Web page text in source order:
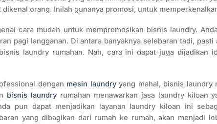
orang. Inilah gunanya promosi, untuk
cara mudah untuk mempromosikan bisnis laundry.
pagi langganan. Di antara banyaknya selebaran tadi, pasti
laundry rumahan. Nah, cara ini dapat juga dijadikan
dengan mesin laundryyang mahal, bisnis laundry
bisnis laundry rumahan menawarkan jasa laundry kiloan
pun dapat menjadikan layanan laundry kiloan ini
yang dibagikan dari rumah ke rumah, akan menjadi